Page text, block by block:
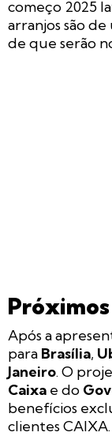
começo 2025
arranjos são
de que serão
Após a
para Brasília,
Janeiro. O
Caixa e do
benefícios
clientes CAIXA.